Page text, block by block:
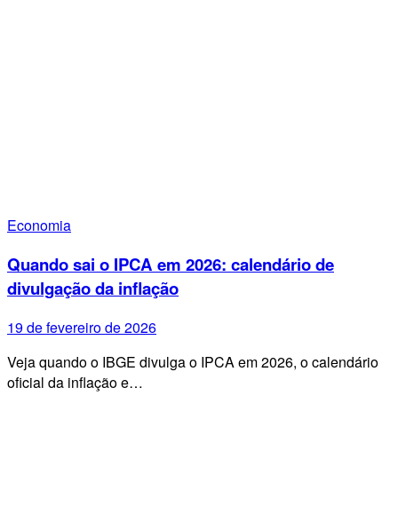
Economia
Quando sai o IPCA em 2026: calendário de
divulgação da inflação
19 de fevereiro de 2026
Veja quando o IBGE divulga o IPCA em 2026, o calendário
oficial da inflação e…